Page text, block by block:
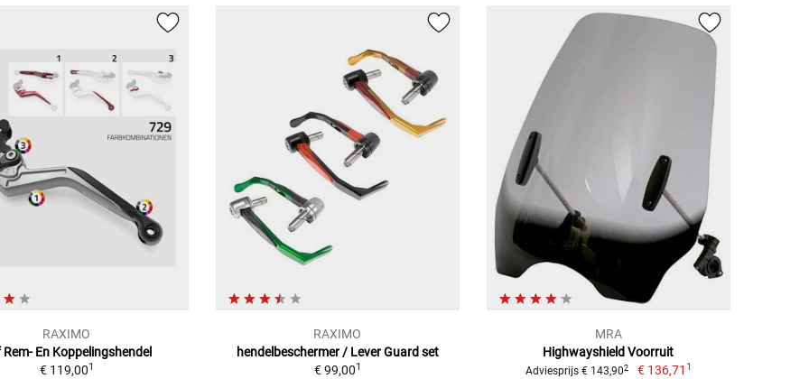
RAXIMO
Rem- En Koppelingshendel
€ 119,001
RAXIMO
hendelbeschermer / Lever Guard set
€ 99,001
MRA
Highwayshield Voorruit
Adviesprijs € 143,902 € 136,71 1